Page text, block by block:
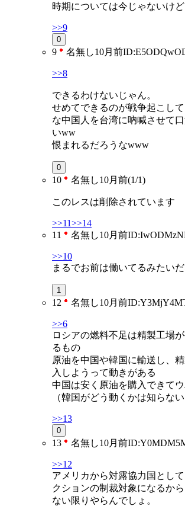
時期については今じゃないけど
>>9
0
9 名無し10月前
>>8
できるわけないじゃん。
せめてできるのが戦争起こし
な中国人を台湾に吶喊させて
いww
恨まれるだろうなwww
0
10 名無し10月前(1/1)
このレスは削除されています
>>11>>14
11
名無し10月前
>>10
まるでお前は働いてるみたい
1
12 名無し10月前
>>6
ロシアの燃料不足は精製工場
るもの
原油を中国や韓国に輸送し、
入しようって動きがある
中国は安く原油を購入できて
（韓国がどう動くかは知らない
>>13
0
13 名無し10月前
>>12
アメリカから対露協力国とし
クションの制裁対象になるか
ない限りやらんでしょ。